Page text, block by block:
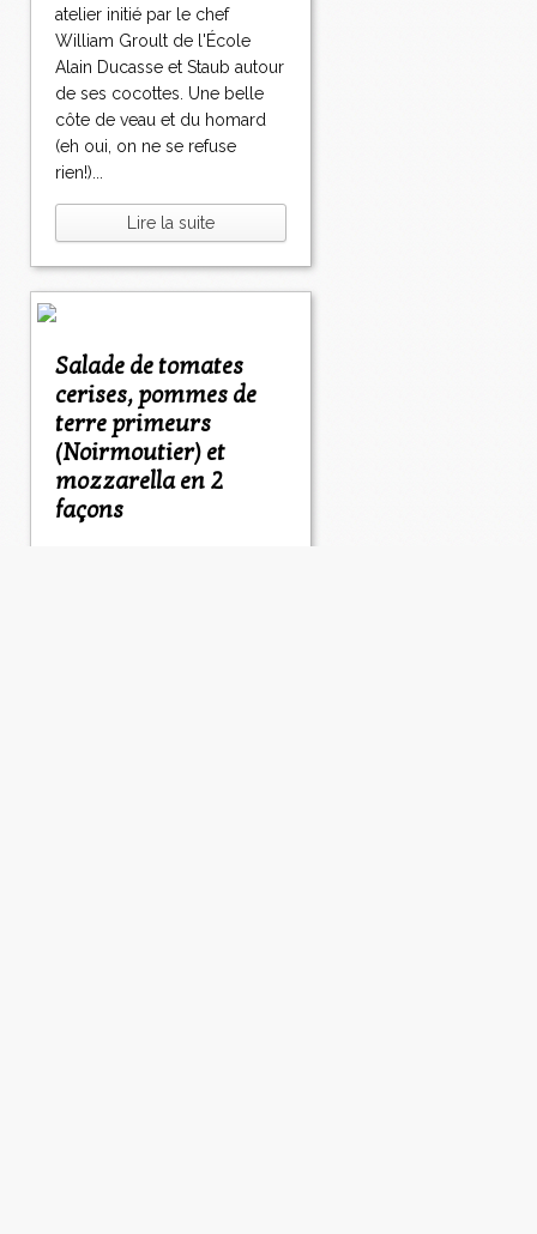
atelier initié par le chef
William Groult de l'École
Alain Ducasse et Staub autour
de ses cocottes. Une belle
côte de veau et du homard
(eh oui, on ne se refuse
rien!)...
Lire la suite
Salade de tomates
cerises, pommes de
terre primeurs
(Noirmoutier) et
mozzarella en 2
façons